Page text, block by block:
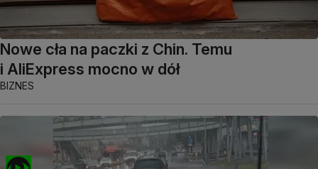
Nowe cła na paczki z Chin. Temu
i AliExpress mocno w dół
BIZNES